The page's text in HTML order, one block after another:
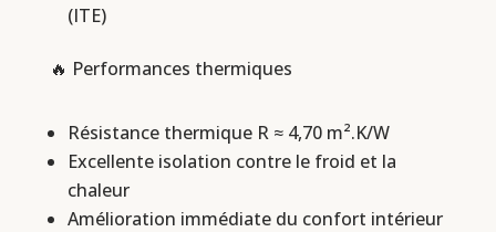
(ITE)
🔥 Performances thermiques
Résistance thermique R ≈ 4,70 m².K/W
Excellente isolation contre le froid et la
chaleur
Amélioration immédiate du confort intérieur